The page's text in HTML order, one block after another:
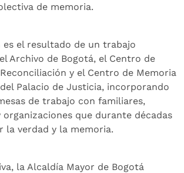
de memoria.
es el resultado de un trabajo
Archivo de Bogotá, el Centro de
y el Centro de Memoria
Palacio de Justicia, incorporando
de trabajo con familiares,
organizaciones que durante décadas
la verdad y la memoria.
la Alcaldía Mayor de Bogotá